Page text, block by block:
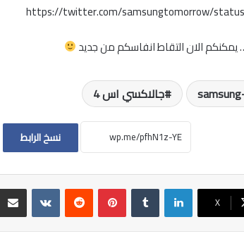
https://twitter.com/samsungtomorrow/
جالاكسي اس 4
نسخ الرابط
‫X
لينكدإن بينتيريست